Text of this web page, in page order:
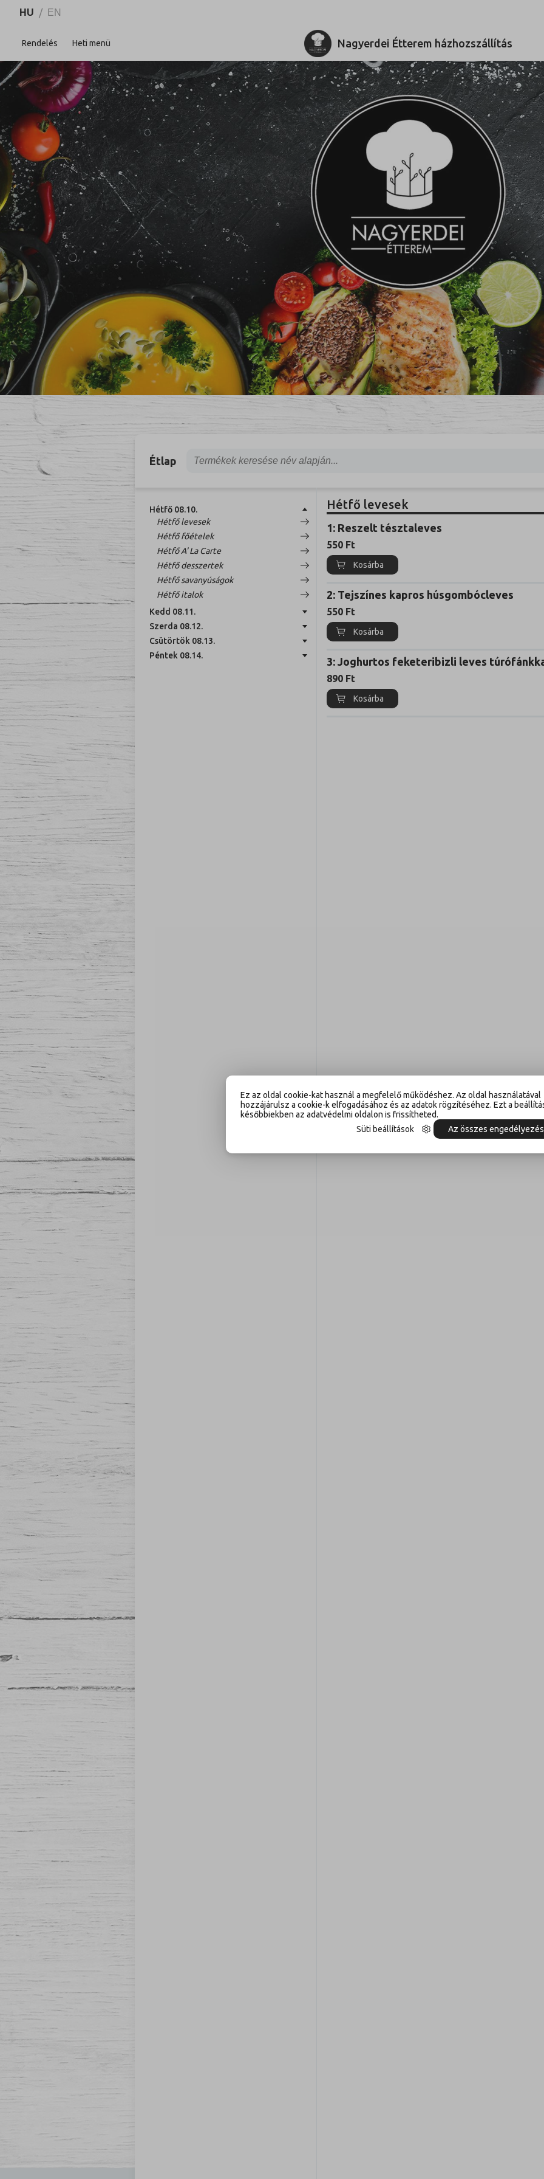
HU / EN
Rendelés Heti menü Nagyerdei Étterem házhozszállítás
Étlap
Hétfő 08.10.
Hétfő levesek
Hétfő főételek
Hétfő A' La Carte
Hétfő desszertek
Hétfő savanyúságok
Hétfő italok
Kedd 08.11.
Szerda 08.12.
Csütörtök 08.13.
Péntek 08.14.
Hétfő levesek
1: Reszelt tésztaleves
550 Ft
Kosárba
2: Tejszínes kapros húsgombócleves
550 Ft
Kosárba
3: Joghurtos feketeribizli leves
890 Ft
Kosárba
Ez az oldal cookie-kat használ a megfelelő működéshez. Az oldal használatával
hozzájárulsz a cookie-k elfogadásához és az adatok rögzítéséhez. Ezt a
későbbiekben az adatvédelmi oldalon is frissítheted.
Süti beállítások
Az összes